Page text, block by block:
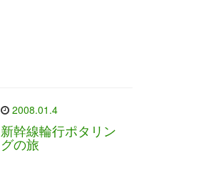
2008.01.4
新幹線輪行ポタリン
グの旅